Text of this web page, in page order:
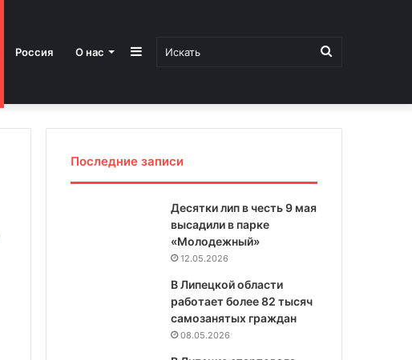
Россия О нас Искать
Sidebar
Последние записи
Десятки лип в честь 9 мая
высадили в парке
«Молодежный»
12.05.2026
В Липецкой области
работает более 82 тысяч
самозанятых граждан
08.05.2026